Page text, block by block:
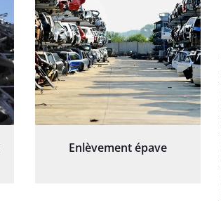
Enlèvement épave